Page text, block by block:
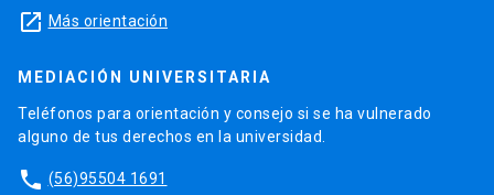
launch Más orientación
MEDIACIÓN UNIVERSITARIA
Teléfonos para orientación y consejo si se ha vulnerado
alguno de tus derechos en la universidad.
phone (56)95504 1691